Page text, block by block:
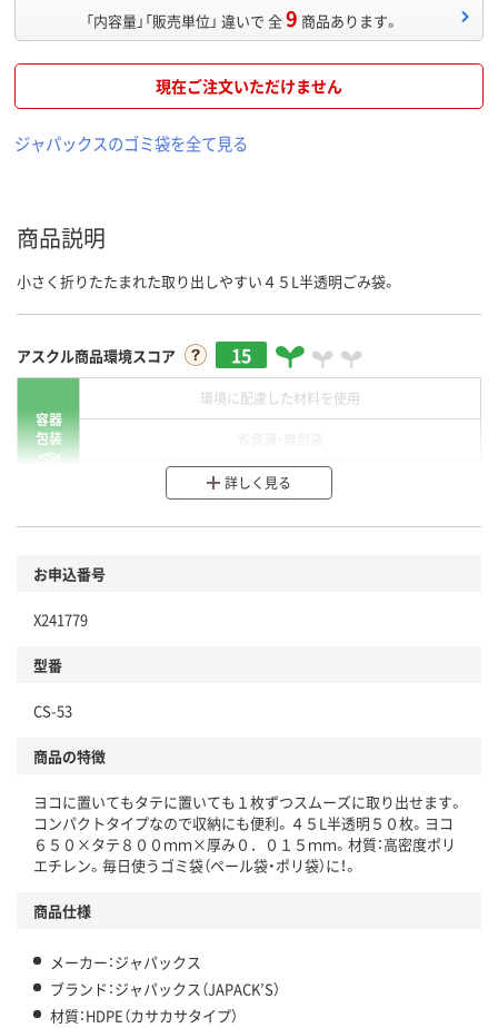
「内容量」「販売単位」 違いで 全9 商品あります。
現在ご注文いただけません
ジャパックスのゴミ袋を全て見る
商品説明
小さく折りたたまれた取り出しやすい４５L半透明ごみ袋。
アスクル商品環境スコア 15
容器
包装
環境に配慮した材料を使用
分別・リサイクルしやすい設計
本体
仕組
この商品の環境配慮ポイントです。下記商品詳細「
アスクル商品環境スコア詳細／加点項目
」で確認できます。
詳しく見る
お申込番号
X241779
型番
CS-53
商品の特徴
ヨコに置いてもタテに置いても１枚ずつスムーズに取り出せます。
コンパクトタイプなので収納にも便利。４５L半透明５０枚。ヨコ
６５０×タテ８００ｍｍ×厚み０．０１５ｍｍ。材質：高密度ポリ
エチレン。毎日使うゴミ袋（ペール袋・ポリ袋）に！。
商品仕様
メーカー：ジャパックス
ブランド：ジャパックス（JAPACK’S）
材質：HDPE（カサカサタイプ）